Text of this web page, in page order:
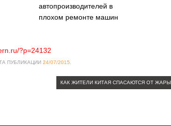
автопроизводителей в
плохом ремонте машин
?p=24132
ПУБЛИКАЦИИ 24/07/2015
КАК ЖИТЕЛИ КИТАЯ СПАСАЮТСЯ ОТ ЖАРЫ